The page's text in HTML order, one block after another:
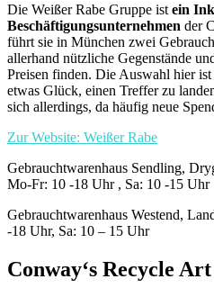
Die Weißer Rabe Gruppe ist ein
Beschäftigungsunternehmen der
führt sie in München zwei
allerhand nützliche Gegenstände
Preisen finden. Die Auswahl hier
etwas Glück, einen Treffer zu
sich allerdings, da häufig neue
Zur Website: Weißer Rabe
Gebrauchtwarenhaus Sendling,
Mo-Fr: 10 -18 Uhr , Sa: 10 -15 Uhr
Gebrauchtwarenhaus Westend,
-18 Uhr, Sa: 10 – 15 Uhr
Conway‘s Recycle